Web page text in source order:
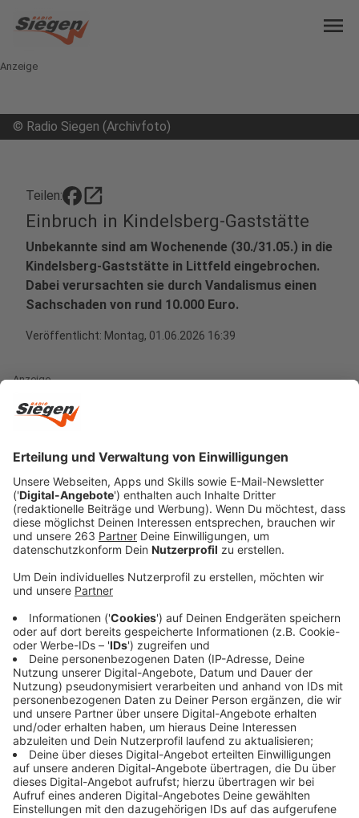
menu
Anzeige
© Radio Siegen (Archivfoto)
Teilen: open_in_new
Einbruch in Kindelsberg-Gaststätte
Unbekannte sind am Wochenende (30./31.05.) in die
Kindelsberg-Gaststätte in Littfeld eingebrochen.
Dabei verursachten sie durch Vandalismus einen
Sachschaden von rund 10.000 Euro.
Veröffentlicht: Montag, 01.06.2026 16:39
Anzeige
beobachtet haben.
Anzeige
Geld gesucht
In der Nacht von Samstag (30.05.) auf Sonntag
(31.05.) verschafften sich Unbekannte gewaltsam
Zutritt zum Restaurant auf dem Kindelsberg.
Zwischen 01:30 Uhr und 07:10 Uhr drangen sie laut
Polizei in das Gebäude in Kreuztal-Littfeld ein.Die
Täter durchwühlten im Inneren gezielt Schränke und
Schubladen auf der Suche nach Wertsachen.
Anzeige